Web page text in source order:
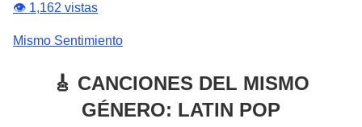
👁️ 1,162 vistas
Mismo Sentimiento
🎸 CANCIONES DEL MISMO
GÉNERO: LATIN POP